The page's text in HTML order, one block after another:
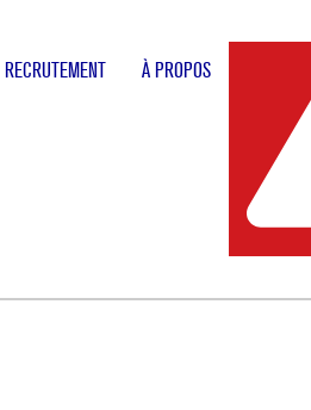
RECRUTEMENT À PROPOS